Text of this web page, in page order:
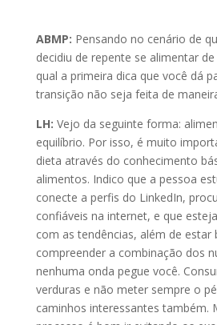
ABMP: Pensando no cenário de
decidiu de repente se alimentar
qual a primeira dica que você dá
transição não seja feita de
LH: Vejo da seguinte forma:
equilíbrio. Por isso, é muito
dieta através do conhecimento
alimentos. Indico que a pessoa
conecte a perfis do LinkedIn,
confiáveis na internet, e que
com as tendências, além de estar
compreender a combinação dos
nenhuma onda pegue você.
verduras e não meter sempre o
caminhos interessantes também.